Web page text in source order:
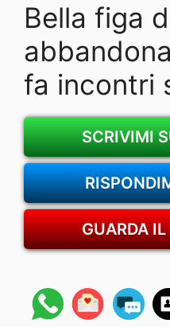
Bella figa
fa incontri
SCRIVIMI
GUARDA